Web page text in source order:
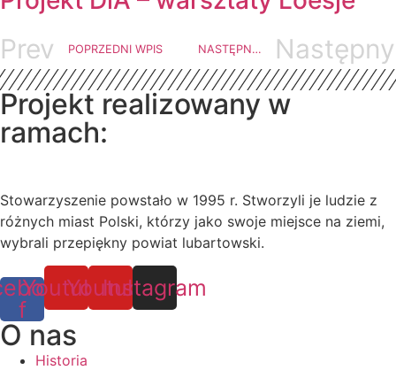
Prev POPRZEDNI WPIS NASTĘPNY WPIS Następny
Projekt realizowany w
ramach:
Stowarzyszenie powstało w 1995 r. Stworzyli je ludzie z
różnych miast Polski, którzy jako swoje miejsce na ziemi,
wybrali przepiękny powiat lubartowski.
f
YoutubeYoutube
Instagram
O nas
Historia